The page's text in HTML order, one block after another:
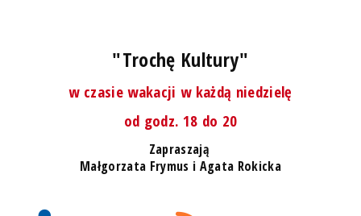
"Trochę Kultury"
w czasie wakacji w każdą niedzielę
od godz. 18 do 20
Zapraszają
Małgorzata Frymus i Agata Rokicka